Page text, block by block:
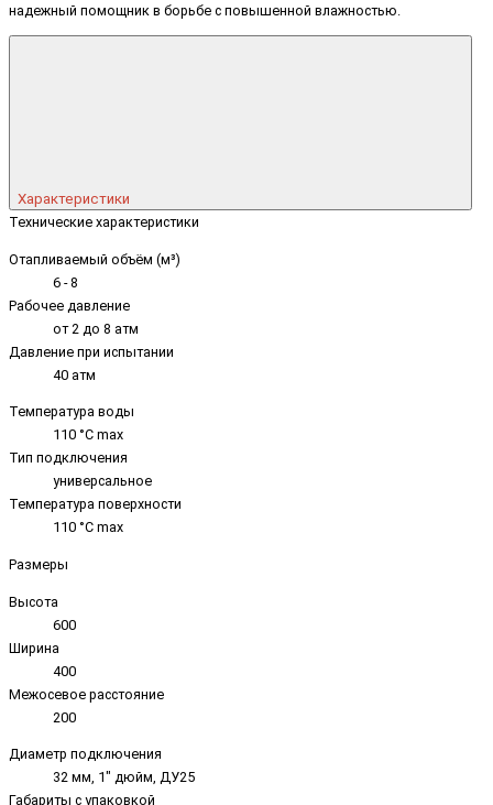
надежный помощник в борьбе с повышенной влажностью.
Характеристики
Технические характеристики
Отапливаемый объём (м³)
6 - 8
Рабочее давление
от 2 до 8 атм
Давление при испытании
40 атм
Температура воды
110 °C max
Тип подключения
универсальное
Температура поверхности
110 °C max
Размеры
Высота
600
Ширина
400
Межосевое расстояние
200
Диаметр подключения
32 мм, 1" дюйм, ДУ25
Габариты с упаковкой